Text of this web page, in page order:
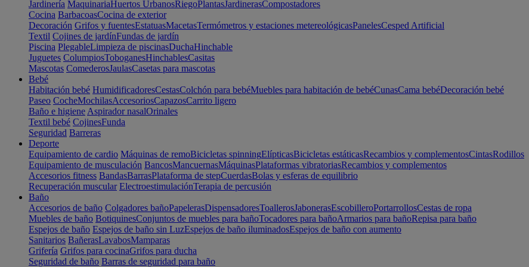
Jardinería MaquinariaHuertos UrbanosRiegoPlantasJardinerasCompostadores
Cocina BarbacoasCocina de exterior
Decoración Grifos y fuentesEstatuasMacetasTermómetros y estaciones metereológicasPanelesCesped Artificial
Textil Cojines de jardínFundas de jardín
Piscina PlegableLimpieza de piscinasDuchaHinchable
Juguetes ColumpiosToboganesHinchablesCasitas
Mascotas ComederosJaulasCasetas para mascotas
Bebé
Habitación bebé HumidificadoresCestasColchón para bebéMuebles para habitación de bebéCunasCama bebéDecoración bebé
Paseo CocheMochilasAccesoriosCapazosCarrito ligero
Baño e higiene Aspirador nasalOrinales
Textil bebé CojinesFunda
Seguridad Barreras
Deporte
Equipamiento de cardio Máquinas de remoBicicletas spinningElípticasBicicletas estáticasRecambios y complementosCintasRodillos
Equipamiento de musculación BancosMancuernasMáquinasPlataformas vibratoriasRecambios y complementos
Accesorios fitness BandasBarrasPlataforma de stepCuerdasBolas y esferas de equilibrio
Recuperación muscular ElectroestimulaciónTerapia de percusión
Baño
Accesorios de baño Colgadores bañoPapelerasDispensadoresToallerosJabonerasEscobilleroPortarrollosCestas de ropa
Muebles de baño BotiquinesConjuntos de muebles para bañoTocadores para bañoArmarios para bañoRepisa para baño
Espejos de baño Espejos de baño sin LuzEspejos de baño iluminadosEspejos de baño con aumento
Sanitarios BañerasLavabosMamparas
Grifería Grifos para cocinaGrifos para ducha
Seguridad de baño Barras de seguridad para baño